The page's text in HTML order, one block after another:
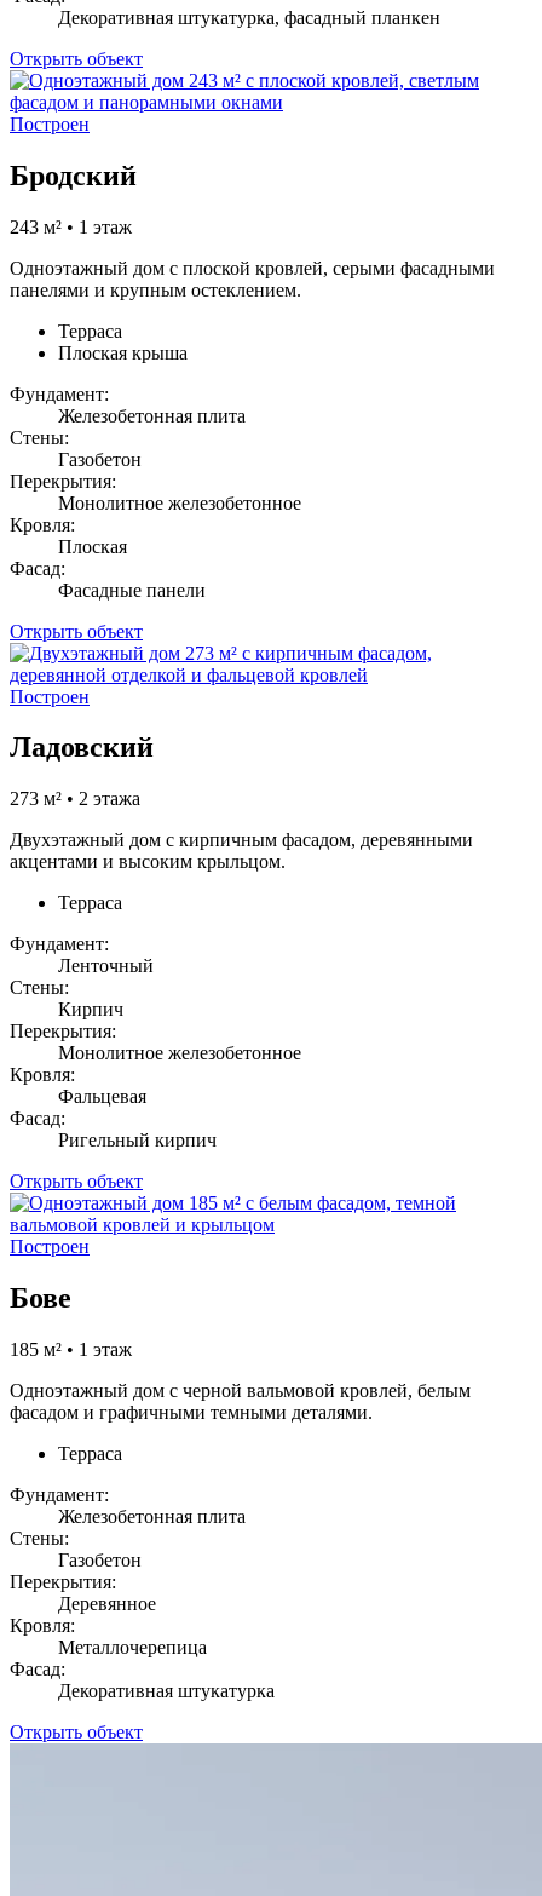
Декоративная штукатурка, фасадный планкен
Открыть объект
Построен
Бродский
243 м² • 1 этаж
Одноэтажный дом с плоской кровлей, серыми фасадными
панелями и крупным остеклением.
Терраса
Плоская крыша
Фундамент:
Железобетонная плита
Стены:
Газобетон
Перекрытия:
Монолитное железобетонное
Кровля:
Плоская
Фасад:
Фасадные панели
Открыть объект
Построен
Ладовский
273 м² • 2 этажа
Двухэтажный дом с кирпичным фасадом, деревянными
акцентами и высоким крыльцом.
Терраса
Фундамент:
Ленточный
Стены:
Кирпич
Перекрытия:
Монолитное железобетонное
Кровля:
Фальцевая
Фасад:
Ригельный кирпич
Открыть объект
Построен
Бове
185 м² • 1 этаж
Одноэтажный дом с черной вальмовой кровлей, белым
фасадом и графичными темными деталями.
Терраса
Фундамент:
Железобетонная плита
Стены:
Газобетон
Перекрытия:
Деревянное
Кровля:
Металлочерепица
Фасад:
Декоративная штукатурка
Открыть объект